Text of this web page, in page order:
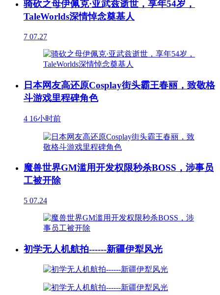
骑砍之母伊佩克·亚武兹逝世，享年54岁，
TaleWorlds深情悼念奠基人
7 07.27
日本网友高还原Cosplay街头霸王春丽，致敬格
斗游戏里程碑角色
4 16小时前
魔兽世界GM滥用开发权限秒杀BOSS，涉事员
工被开除
5 07.24
初学无人机航拍------新疆伊犁风光